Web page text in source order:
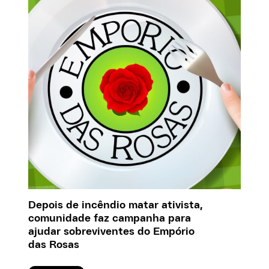
Depois de incêndio matar ativista,
comunidade faz campanha para
ajudar sobreviventes do Empório
das Rosas